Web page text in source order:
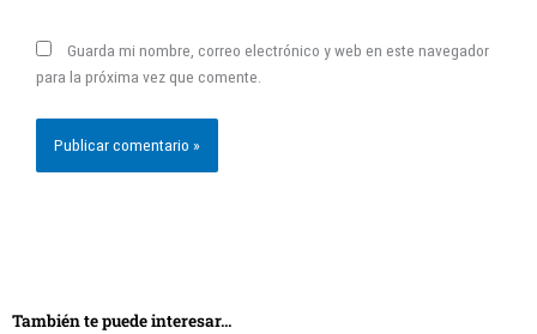
Guarda mi nombre, correo electrónico y web en este navegador
para la próxima vez que comente.
También te puede interesar...